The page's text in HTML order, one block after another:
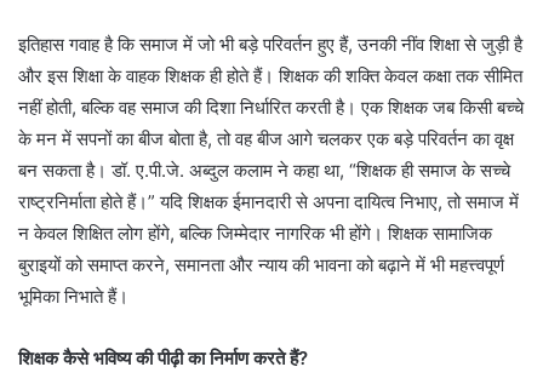
इतिहास गवाह है कि समाज में जो भी बड़े परिवर्तन हुए हैं, उनकी नींव शिक्षा से जुड़ी है
और इस शिक्षा के वाहक शिक्षक ही होते हैं। शिक्षक की शक्ति केवल कक्षा तक सीमित
नहीं होती, बल्कि वह समाज की दिशा निर्धारित करती है। एक शिक्षक जब किसी बच्चे
के मन में सपनों का बीज बोता है, तो वह बीज आगे चलकर एक बड़े परिवर्तन का वृक्ष
बन सकता है। डॉ. ए.पी.जे. अब्दुल कलाम ने कहा था, “शिक्षक ही समाज के सच्चे
राष्ट्रनिर्माता होते हैं।” यदि शिक्षक ईमानदारी से अपना दायित्व निभाए, तो समाज में
न केवल शिक्षित लोग होंगे, बल्कि जिम्मेदार नागरिक भी होंगे। शिक्षक सामाजिक
बुराइयों को समाप्त करने, समानता और न्याय की भावना को बढ़ाने में भी महत्त्वपूर्ण
भूमिका निभाते हैं।
शिक्षक कैसे भविष्य की पीढ़ी का निर्माण करते हैं?